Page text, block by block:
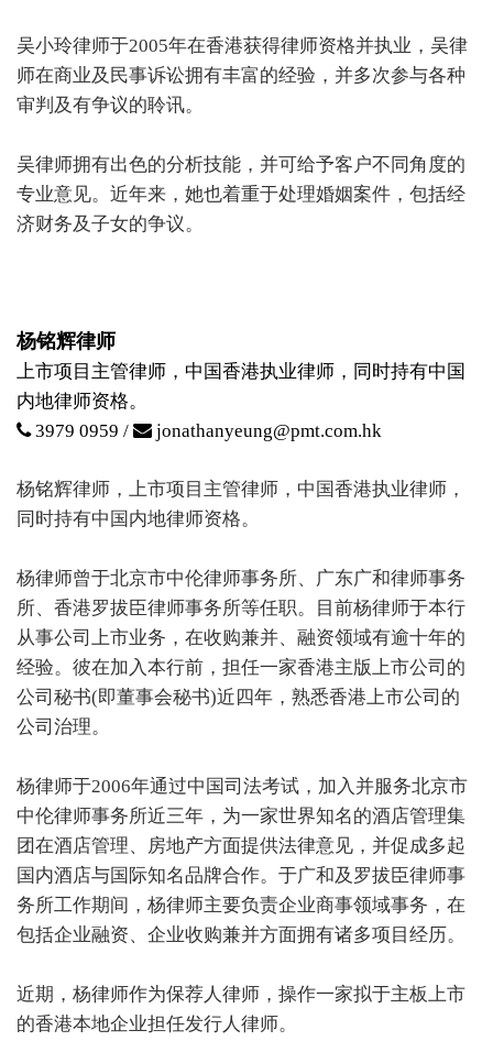
吴小玲律师于2005年在香港获得律师资格并执业，吴律
师在商业及民事诉讼拥有丰富的经验，并多次参与各种
审判及有争议的聆讯。
吴律师拥有出色的分析技能，并可给予客户不同​​角度的
专业意见。近年来，她也着重于处理婚姻案件，包括经
济财务及子女的争议。
杨铭辉律师
上市项目主管律师，中国香港执业律师，同时持有中国
内地律师资格。
3979 0959 /
jonathanyeung@pmt.com.hk
杨铭辉律师，上市项目主管律师，中国香港执业律师，
同时持有中国内地律师资格。
杨律师曾于北京市中伦律师事务所、广东广和律师事务
所、香港罗拔臣律师事务所等任职。目前杨律师于本行
从事公司上市业务，在收购兼并、融资领域有逾十年的
经验。彼在加入本行前，担任一家香港主版上市公司的
公司秘书(即董事会秘书)近四年，熟悉香港上市公司的
公司治理。
杨律师于2006年通过中国司法考试，加入并服务北京市
中伦律师事务所近三年，为一家世界知名的酒店管理集
团在酒店管理、房地产方面提供法律意见，并促成多起
国内酒店与国际知名品牌合作。于广和及罗拔臣律师事
务所工作期间，杨律师主要负责企业商事领域事务，在
包括企业融资、企业收购兼并方面拥有诸多项目经历。
近期，杨律师作为保荐人律师，操作一家拟于主板上市
的香港本地企业担任发行人律师。